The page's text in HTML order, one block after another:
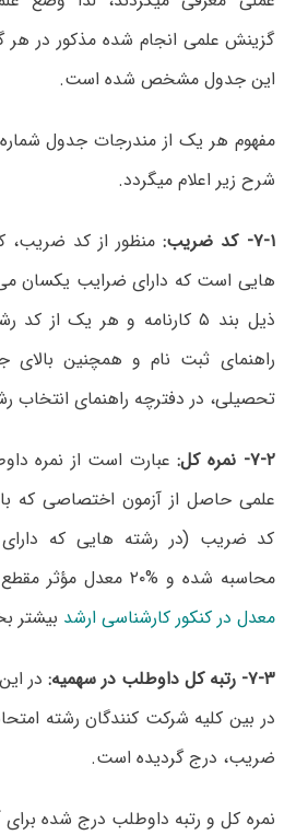
گزینش علمی انجام شده مذکور در هر
این جدول مشخص شده است.
شرح زیر اعلام میگردد.
۷-۱- کد ضریب: منظور از کد ضریب،
هایی است که دارای ضرایب یکسان
ذیل بند ۵ کارنامه و هر یک از
راهنمای ثبت نام و همچنین
تحصیلی، در دفترچه راهنمای
۷-۲- نمره کل:
علمی حاصل از آزمون اختصاصی که
کد ضریب (در رشته هایی که
محاسبه شده و %۲۰ معدل مؤثر مقطع کارشناسی. (درباره
معدل در کنکور کارشناسی ارشد بیشتر
۷-۳- رتبه کل داوطلب در سهمیه: در
در بین کلیه شرکت کنندگان رشته
ضریب، درج گردیده است.
نمره کل و رتبه داوطلب درج شده برای